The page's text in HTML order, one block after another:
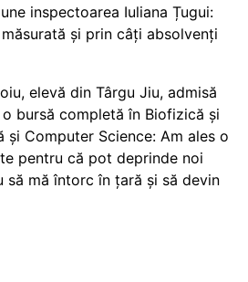
inspectoarea Iuliana Țugui:
și prin câți absolvenți
elevă din Târgu Jiu, admisă
bursă completă în Biofizică și
și Computer Science: Am ales o
pentru că pot deprinde noi
să mă întorc în țară și să devin